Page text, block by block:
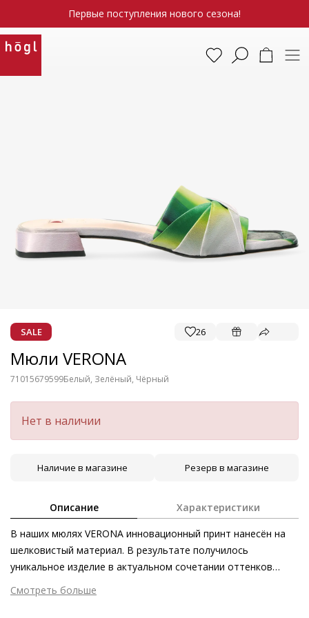
Первые поступления нового сезона!
SALE 26
Мюли VERONA
71015679599Белый, Зелёный, Чёрный
Нет в наличии
Наличие в магазине Резерв в магазине
Описание Характеристики
В наших мюлях VERONA инновационный принт нанесён на
шелковистый материал. В результате получилось
уникальное изделие в актуальном сочетании оттенков
лайма, белого и чёрного цветов, которое особенно удачно
выглядит в комбинации с монохромными нарядами.
Смотреть больше